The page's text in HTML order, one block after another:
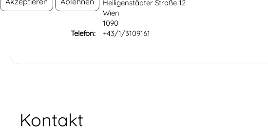
Adresse:
Heiligenstädter Straße 12
Wien
1090
Telefon:
+43/1/3109161
Kontakt